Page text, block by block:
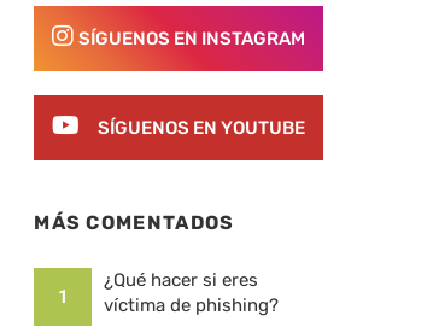
SÍGUENOS EN INSTAGRAM
SÍGUENOS EN YOUTUBE
MÁS COMENTADOS
1
¿Qué hacer si eres
víctima de phishing?